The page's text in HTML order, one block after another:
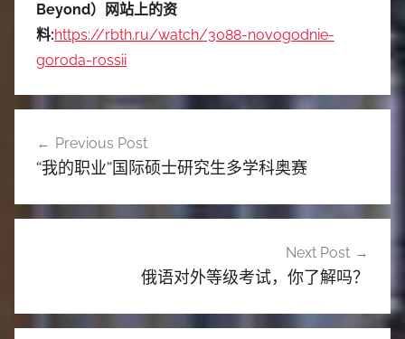
Beyond）网站上的资
料:https://rbth.ru/watch/3088-novogodnie-
goroda-rossii
章
航
Previous Post
“我的职业”国际硕士研究生多学科奥赛
Next Post
俄语对外等级考试，你了解吗？